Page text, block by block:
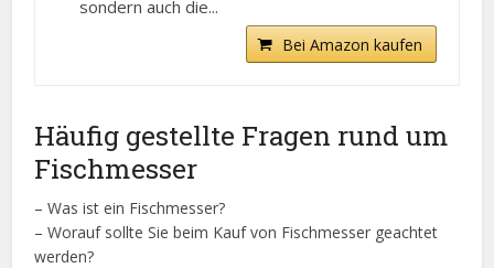
sondern auch die...
Bei Amazon kaufen
Häufig gestellte Fragen rund um
Fischmesser
– Was ist ein Fischmesser?
– Worauf sollte Sie beim Kauf von Fischmesser geachtet
werden?